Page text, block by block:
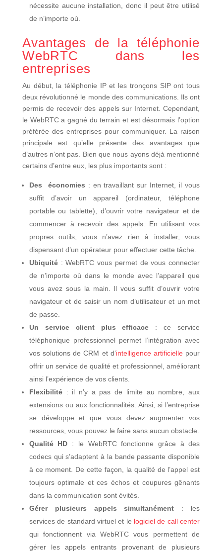
nécessite aucune installation, donc il peut être utilisé
de n’importe où.
Avantages de la téléphonie
WebRTC dans les
entreprises
Au début, la téléphonie IP et les tronçons SIP ont tous
deux révolutionné le monde des communications. Ils ont
permis de recevoir des appels sur Internet. Cependant,
le WebRTC a gagné du terrain et est désormais l’option
préférée des entreprises pour communiquer. La raison
principale est qu’elle présente des avantages que
d’autres n’ont pas. Bien que nous ayons déjà mentionné
certains d’entre eux, les plus importants sont :
Des économies : en travaillant sur Internet, il vous
suffit d’avoir un appareil (ordinateur, téléphone
portable ou tablette), d’ouvrir votre navigateur et de
commencer à recevoir des appels. En utilisant vos
propres outils, vous n’avez rien à installer, vous
dispensant d’un opérateur pour effectuer cette tâche.
Ubiquité: WebRTC vous permet de vous connecter
de n’importe où dans le monde avec l’appareil que
vous avez sous la main. Il vous suffit d’ouvrir votre
navigateur et de saisir un nom d’utilisateur et un mot
de passe.
Un service client plus efficace : ce service
téléphonique professionnel permet l’intégration avec
vos solutions de CRM et d’intelligence artificielle pour
offrir un service de qualité et professionnel, améliorant
ainsi l’expérience de vos clients.
Flexibilité: il n’y a pas de limite au nombre, aux
extensions ou aux fonctionnalités. Ainsi, si l’entreprise
se développe et que vous devez augmenter vos
ressources, vous pouvez le faire sans aucun obstacle.
Qualité HD : le WebRTC fonctionne grâce à des
codecs qui s’adaptent à la bande passante disponible
à ce moment. De cette façon, la qualité de l’appel est
toujours optimale et ces échos et coupures gênants
dans la communication sont évités.
Gérer plusieurs appels simultanément : les
services de standard virtuel et le logiciel de call center
qui fonctionnent via WebRTC vous permettent de
gérer les appels entrants provenant de plusieurs